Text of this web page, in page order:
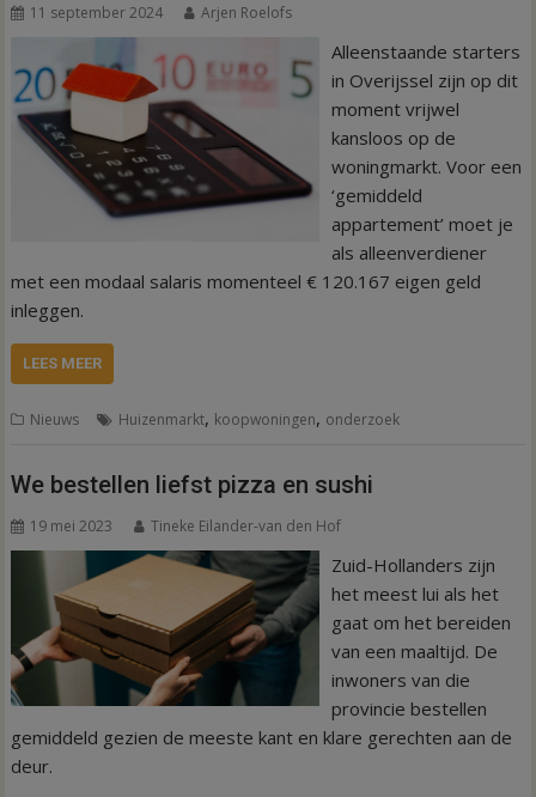
11 september 2024 Arjen Roelofs
Alleenstaande starters
in Overijssel zijn op dit
moment vrijwel
kansloos op de
woningmarkt. Voor een
‘gemiddeld
appartement’ moet je
als alleenverdiener
met een modaal salaris momenteel € 120.167 eigen geld
inleggen.
LEES MEER
Nieuws Huizenmarkt, koopwoningen, onderzoek
We bestellen liefst pizza en sushi
19 mei 2023 Tineke Eilander-van den Hof
Zuid-Hollanders zijn
het meest lui als het
gaat om het bereiden
van een maaltijd. De
inwoners van die
provincie bestellen
gemiddeld gezien de meeste kant en klare gerechten aan de
deur.